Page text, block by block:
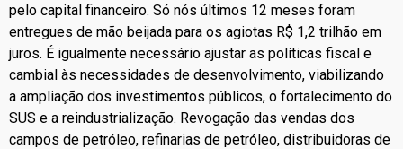
pelo capital financeiro. Só nós últimos 12 meses foram
entregues de mão beijada para os agiotas R$ 1,2 trilhão em
juros. É igualmente necessário ajustar as políticas fiscal e
cambial às necessidades de desenvolvimento, viabilizando
a ampliação dos investimentos públicos, o fortalecimento do
SUS e a reindustrialização. Revogação das vendas dos
campos de petróleo, refinarias de petróleo, distribuidoras de